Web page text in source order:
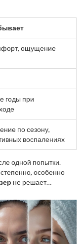
ощущение
годы при
по сезону,
воспалениях
одной попытки.
особенно
не решает